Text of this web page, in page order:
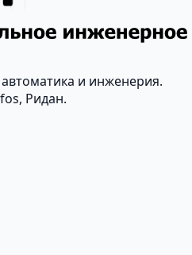
и инженерия.
Ридан.